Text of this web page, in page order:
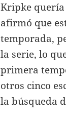
Kripke
afirmó que
temporada,
la serie, lo
primera
otros cinco
la búsqueda